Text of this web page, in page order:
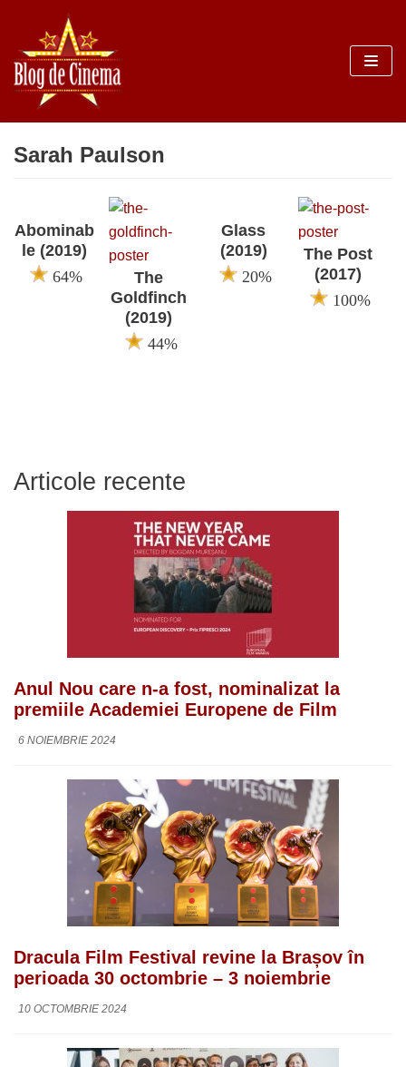
Sari
la
conținut
Sarah Paulson
Abominab
le (2019)
64%
The
Goldfinch
(2019)
44%
Glass
(2019)
20%
The Post
(2017)
100%
Articole recente
Anul Nou care n-a fost, nominalizat la
premiile Academiei Europene de Film
6 NOIEMBRIE 2024
Dracula Film Festival revine la Brașov în
perioada 30 octombrie – 3 noiembrie
10 OCTOMBRIE 2024